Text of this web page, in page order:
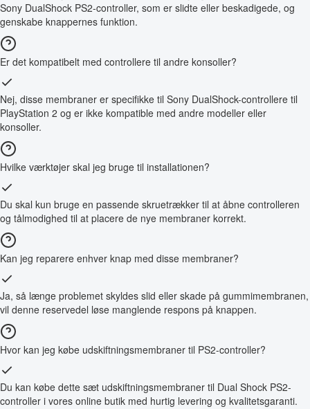
Sony DualShock PS2-controller, som er slidte eller beskadigede, og
genskabe knappernes funktion.
Er det kompatibelt med controllere til andre konsoller?
Nej, disse membraner er specifikke til Sony DualShock-controllere til
PlayStation 2 og er ikke kompatible med andre modeller eller
konsoller.
Hvilke værktøjer skal jeg bruge til installationen?
Du skal kun bruge en passende skruetrækker til at åbne controlleren
og tålmodighed til at placere de nye membraner korrekt.
Kan jeg reparere enhver knap med disse membraner?
Ja, så længe problemet skyldes slid eller skade på gummimembranen,
vil denne reservedel løse manglende respons på knappen.
Hvor kan jeg købe udskiftningsmembraner til PS2-controller?
Du kan købe dette sæt udskiftningsmembraner til Dual Shock PS2-
controller i vores online butik med hurtig levering og kvalitetsgaranti.